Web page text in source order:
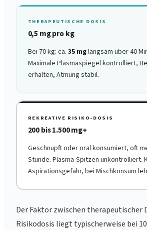
THERAPEUTISCHE DOSIS
0,5 mg pro kg
Bei 70 kg: ca. 35 mglangsam über 40
Maximale Plasmaspiegel kontrolliert,
erhalten, Atmung stabil.
REKREATIVE RISIKO-DOSIS
200 bis 1.500 mg+
Geschnupft oder oral konsumiert, oft
Stunde. Plasma-Spitzen unkontrolliert.
Aspirationsgefahr, bei Mischkonsum
Der Faktor zwischen therapeutischer
Risikodosis liegt typischerweise bei